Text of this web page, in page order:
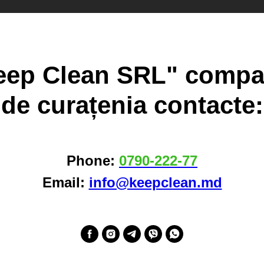
Clean SRL"
de curațenia contacte:
Phone: 0790-222-77
Email: info@keepclean.md